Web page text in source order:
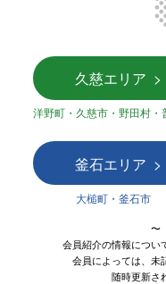
久慈エリア
洋野町・久慈市・野田村・
釜石エリア
大槌町・釜石市
〜
会員紹介の情報につい
会員によっては、未
随時更新さ